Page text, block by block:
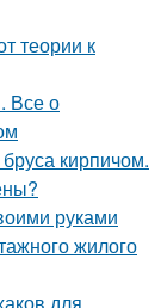
теории к
Все о
кирпичом.
руками
жилого